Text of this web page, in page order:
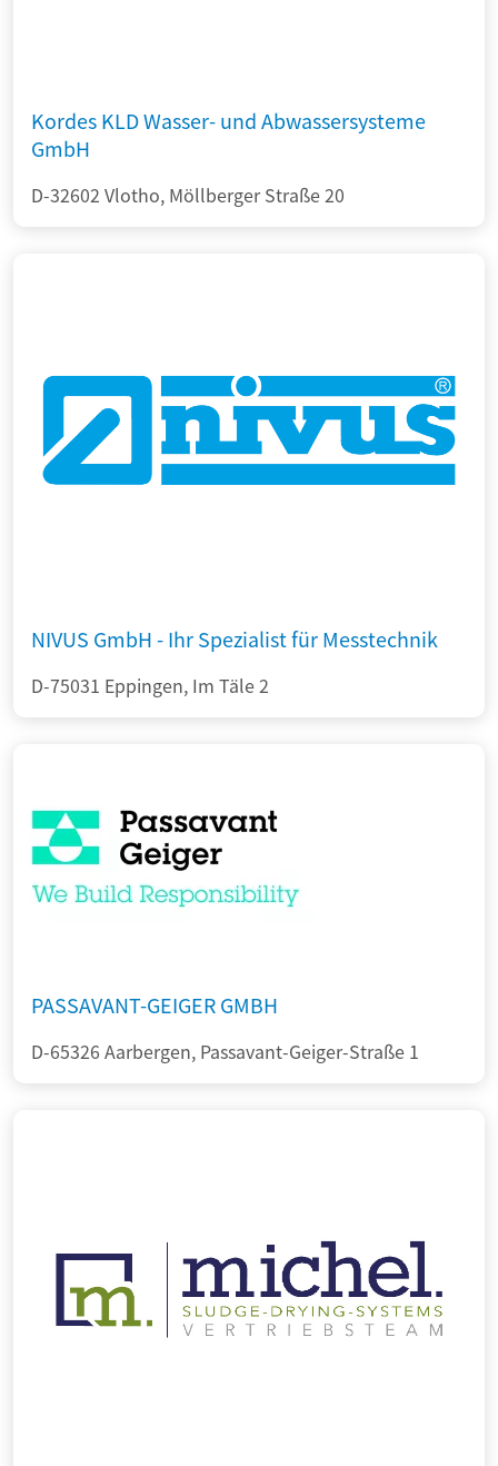
Kordes KLD Wasser- und Abwassersysteme
GmbH
D-32602 Vlotho, Möllberger Straße 20
NIVUS GmbH - Ihr Spezialist für Messtechnik
D-75031 Eppingen, Im Täle 2
PASSAVANT-GEIGER GMBH
D-65326 Aarbergen, Passavant-Geiger-Straße 1